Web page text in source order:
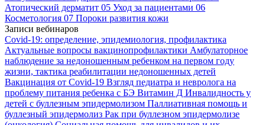
Атопический дерматит 05 Уход за пациентами 06
Косметология 07 Пороки развития кожи
Записи вебинаров
Covid-19: определение, эпидемиология, профилактика
Актуальные вопросы вакцинопрофилактики Амбулаторное
наблюдение за недоношенным ребенком на первом году
жизни, тактика реабилитации недоношенных детей
Вакцинация от Covid-19 Взгляд педиатра и невролога на
проблему питания ребенка с БЭ Витамин Д Инвалидность у
детей с буллезным эпидермолизом Паллиативная помощь и
буллезный эпидермолиз Рак при буллезном эпидермолизе